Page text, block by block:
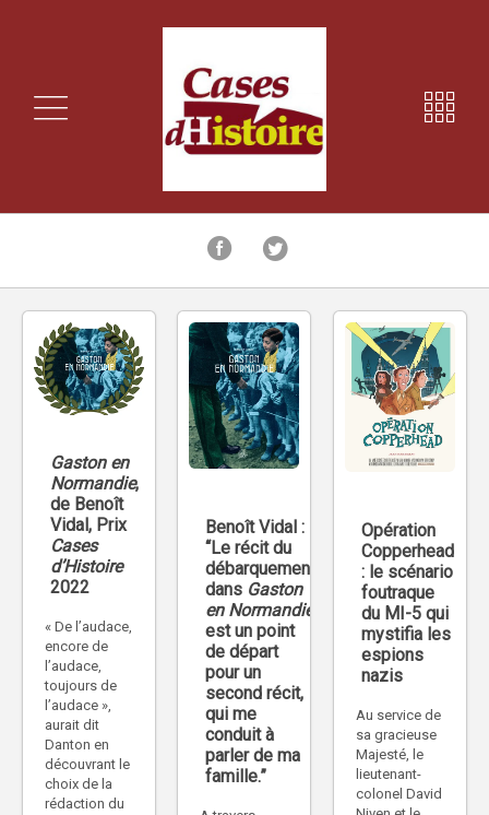
Gaston en
Normandie,
de Benoît
Vidal, Prix
Cases
d’Histoire
2022
« De l’audace,
encore de
l’audace,
toujours de
l’audace »,
aurait dit
Danton en
découvrant le
choix de la
rédaction du
Benoît Vidal :
“Le récit du
débarquement
dans Gaston
en Normandie
est un point
de départ
pour un
second récit,
qui me
conduit à
parler de ma
famille.”
Opération
Copperhead
: le scénario
foutraque
du MI-5 qui
mystifia les
espions
nazis
Au service de
sa gracieuse
Majesté, le
lieutenant-
colonel David